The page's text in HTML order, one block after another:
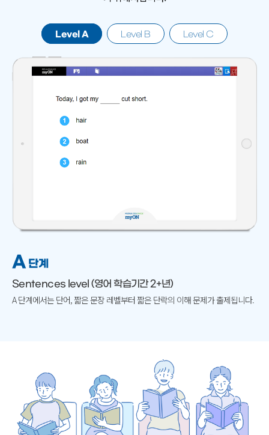
Level A Level B Level C
A 단계
Sentences level (영어 학습기간 2+년)
A 단계에서는 단어, 짧은 문장 레벨부터 짧은 단락의 이해 문제가 출제됩니다.